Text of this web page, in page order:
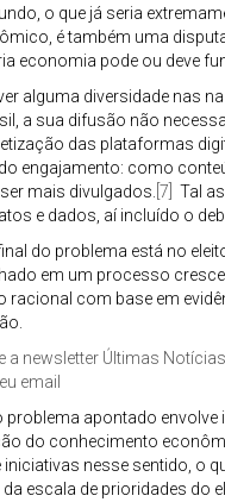
o que já seria
é também uma
economia pode ou deve
alguma diversidade nas
a sua difusão não
das plataformas
engajamento: como
mais divulgados. [7]
Tal
e dados, aí incluído o
do problema está no
em um processo
racional com base em
a newsletter Últimas
email
apontado
do conhecimento
iniciativas nesse sentido, o
da escala de prioridades